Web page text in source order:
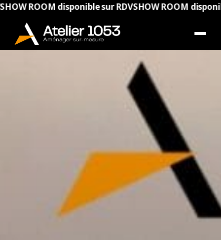
disponible sur RDVSHOW ROOM disponible sur